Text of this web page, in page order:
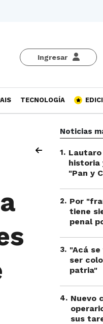
Ingresar
TECNOLOGÍA
Noticias
1.
historia
"Pan y
2. Por
tiene
penal
3. "Acá
ser
patria"
4. Nuevo
sus